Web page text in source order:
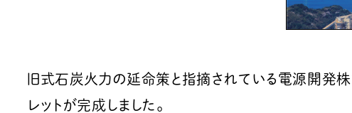
旧式石炭火力の延命策と指摘されている電源開発
レットが完成しました。